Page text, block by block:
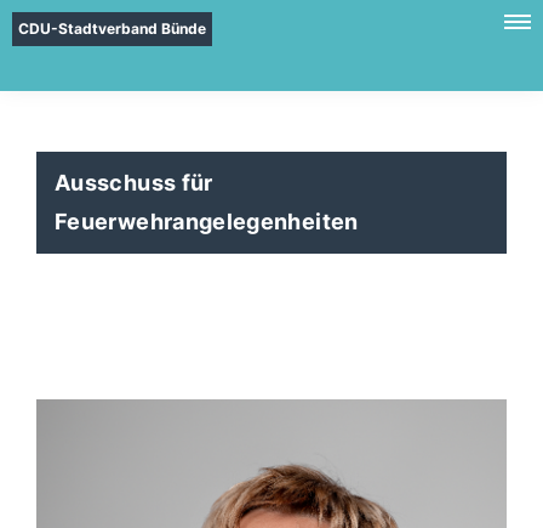
CDU-Stadtverband Bünde
Ausschuss für
Feuerwehrangelegenheiten